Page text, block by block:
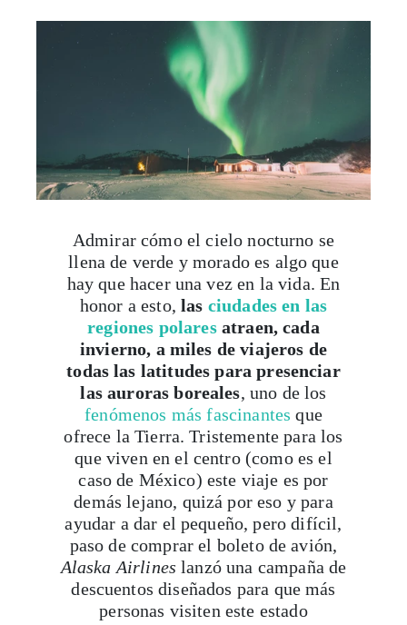
Admirar cómo el cielo nocturno se
hay que hacer una vez en la vida. En
honor a esto,lasciudades en las
regiones polaresatraen, cada
invierno, a miles de viajeros de
todas las latitudes para presenciar
las auroras boreales, uno de los
fenómenos más fascinantesque
ofrece la Tierra. Tristemente para los
que viven en el centro (como es el
caso de México) este viaje es por
demás lejano, quizá por eso y para
ayudar a dar el pequeño, pero difícil,
paso de comprar el boleto de avión,
Alaska Airlines lanzó una campaña de
descuentos diseñados para que más
personas visiten este estado
americano y, quizá, alcancen a ver las
auroras.